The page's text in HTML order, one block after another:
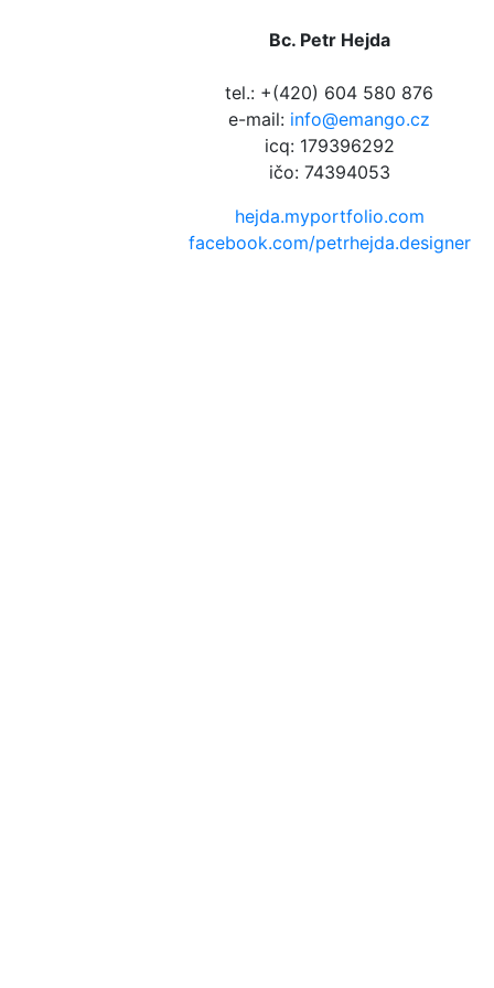
Bc. Petr Hejda
tel.: +(420) 604 580 876
e-mail: info@emango.cz
icq: 179396292
ičo: 74394053
hejda.myportfolio.com
facebook.com/petrhejda.designer